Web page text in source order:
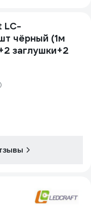
LC-
чёрный (1м
заглушки+2